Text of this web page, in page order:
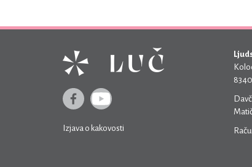
Izjava o kakovosti